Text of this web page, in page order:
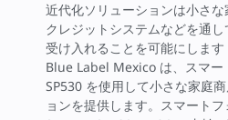
近代化ソリューションは小さ
クレジットシステムなどを通
受け入れることを可能にします
Blue Label Mexico は、スマー
SP530 を使用して小さな家庭
ョンを提供します。スマート